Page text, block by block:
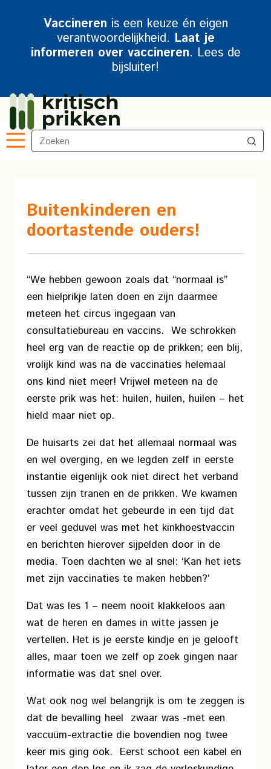
Vaccineren is een keuze én eigen
verantwoordelijkheid. Laat je
informeren over vaccineren. Lees de
bijsluiter!
Buitenkinderen en
doortastende ouders!
“We hebben gewoon zoals dat “normaal is”
een hielprikje laten doen en zijn daarmee
meteen het circus ingegaan van
consultatiebureau en vaccins. We schrokken
heel erg van de reactie op de prikken; een blij,
vrolijk kind was na de vaccinaties helemaal
ons kind niet meer! Vrijwel meteen na de
eerste prik was het: huilen, huilen, huilen – het
hield maar niet op.
De huisarts zei dat het allemaal normaal was
en wel overging, en we legden zelf in eerste
instantie eigenlijk ook niet direct het verband
tussen zijn tranen en de prikken. We kwamen
erachter omdat het gebeurde in een tijd dat
er veel geduvel was met het kinkhoestvaccin
en berichten hierover sijpelden door in de
media. Toen dachten we al snel: ‘Kan het iets
met zijn vaccinaties te maken hebben?’
Dat was les 1 – neem nooit klakkeloos aan
wat de heren en dames in witte jassen je
vertellen. Het is je eerste kindje en je gelooft
alles, maar toen we zelf op zoek gingen naar
informatie was dat snel over.
Wat ook nog wel belangrijk is om te zeggen is
dat de bevalling heel zwaar was -met een
vaccuüm-extractie die bovendien nog twee
keer mis ging ook. Eerst schoot een kabel en